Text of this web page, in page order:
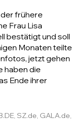
frühere
Frau Lisa
bestätigt und soll
Monaten teilte
jetzt gehen
haben die
Ende ihrer
SZ.de, GALA.de,